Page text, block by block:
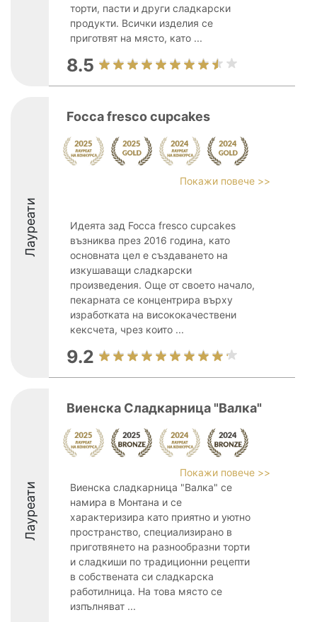
торти, пасти и други сладкарски
продукти. Всички изделия се
приготвят на място, като ...
8.5
Лауреати
Focca fresco cupcakes
Покажи повече >>
Идеята зад Focca fresco cupcakes
възниква през 2016 година, като
основната цел е създаването на
изкушаващи сладкарски
произведения. Още от своето начало,
пекарната се концентрира върху
изработката на висококачествени
кексчета, чрез които ...
9.2
Лауреати
Виенска Сладкарница "Валка"
Покажи повече >>
Виенска сладкарница "Валка" се
намира в Монтана и се
характеризира като приятно и уютно
пространство, специализирано в
приготвянето на разнообразни торти
и сладкиши по традиционни рецепти
в собствената си сладкарска
работилница. На това място се
изпълняват ...